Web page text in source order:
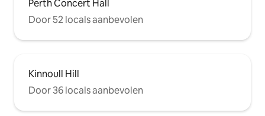
Perth Concert Hall
Door 52 locals aanbevolen
Kinnoull Hill
Door 36 locals aanbevolen